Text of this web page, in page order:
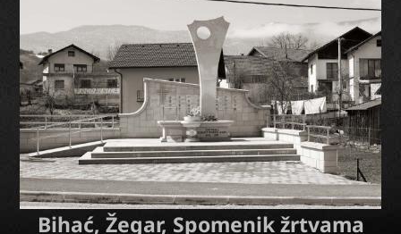
Bihać, Žegar, Spomenik žrtvama